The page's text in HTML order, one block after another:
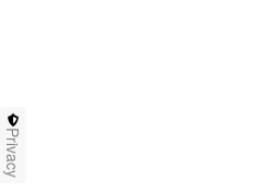
Privacy